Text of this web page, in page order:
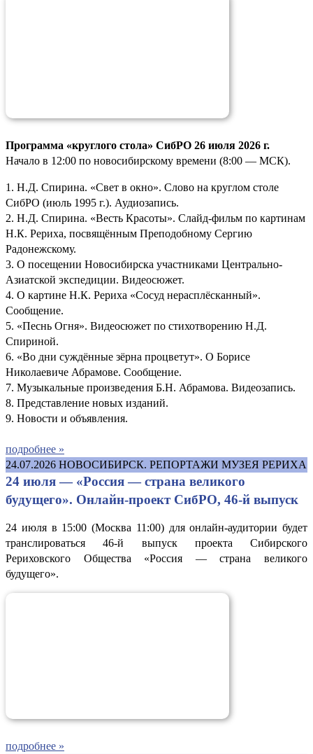
Программа «круглого стола» СибРО 26 июля 2026 г.
Начало в 12:00 по новосибирскому времени (8:00 — МСК).
1. Н.Д. Спирина. «Свет в окно». Слово на круглом столе
СибРО (июль 1995 г.). Аудиозапись.
2. Н.Д. Спирина. «Весть Красоты». Слайд-фильм по картинам
Н.К. Рериха, посвящённым Преподобному Сергию
Радонежскому.
3. О посещении Новосибирска участниками Центрально-
Азиатской экспедиции. Видеосюжет.
4. О картине Н.К. Рериха «Сосуд нерасплёсканный».
Сообщение.
5. «Песнь Огня». Видеосюжет по стихотворению Н.Д.
Спириной.
6. «Во дни суждённые зёрна процветут». О Борисе
Николаевиче Абрамове. Сообщение.
7. Музыкальные произведения Б.Н. Абрамова. Видеозапись.
8. Представление новых изданий.
9. Новости и объявления.
подробнее »
24.07.2026 НОВОСИБИРСК. РЕПОРТАЖИ МУЗЕЯ РЕРИХА
24 июля — «Россия — страна великого
будущего». Онлайн-проект СибРО, 46-й выпуск
24 июля в 15:00 (Москва 11:00) для онлайн-аудитории будет
транслироваться 46-й выпуск проекта Сибирского
Рериховского Общества «Россия — страна великого
будущего».
подробнее »